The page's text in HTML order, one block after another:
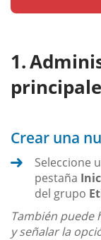
Crear una
Seleccione
pestaña
del grupo
También puede
y señalar la